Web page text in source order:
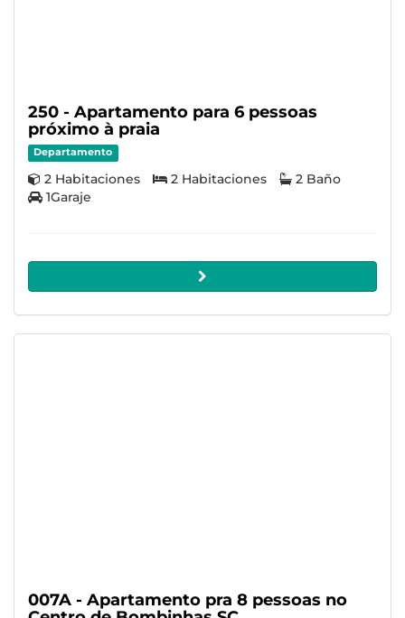
250 - Apartamento para 6 pessoas
próximo à praia
Departamento
2 Habitaciones 2 Habitaciones
2 Baño
1Garaje
007A - Apartamento pra 8 pessoas no